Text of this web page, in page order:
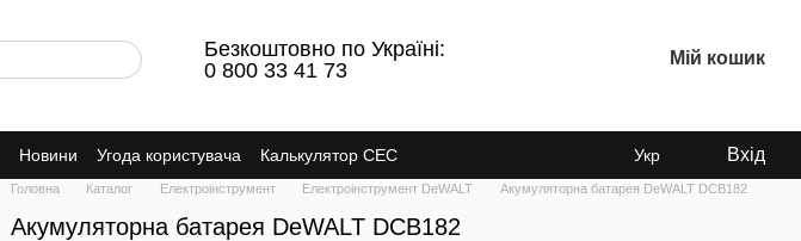
Безкоштовно по Україні:
0 800 33 41 73
Мій кошик
Новини Угода користувача Калькулятор СЕС Укр Вхід
Головна Каталог Електроінструмент Електроінструмент DeWALT Акумуляторна батарея DeWALT DCB182
Акумуляторна батарея DeWALT DCB182